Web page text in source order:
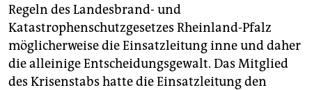
Regeln des Landesbrand- und
Katastrophenschutzgesetzes Rheinland-Pfalz
möglicherweise die Einsatzleitung inne und daher
die alleinige Entscheidungsgewalt. Das Mitglied
des Krisenstabs hatte die Einsatzleitung den